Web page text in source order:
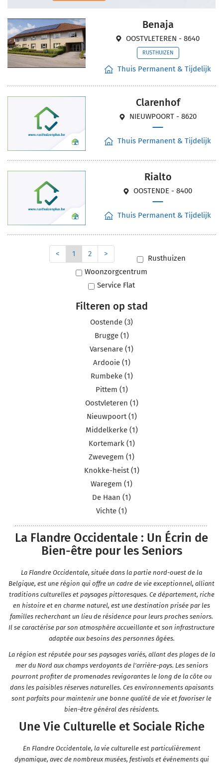
Benaja
OOSTVLETEREN - 8640
RUSTHUIZEN
Thuis Permanent & Tijdelijk
Clarenhof
NIEUWPOORT - 8620
Thuis Permanent & Tijdelijk
Rialto
OOSTENDE - 8400
Thuis Permanent & Tijdelijk
< 1 2 >
Rusthuizen
Woonzorgcentrum
Service Flat
Filteren op stad
Oostende (3)
Brugge (1)
Varsenare (1)
Ardooie (1)
Rumbeke (1)
Pittem (1)
Oostvleteren (1)
Nieuwpoort (1)
Middelkerke (1)
Kortemark (1)
Zwevegem (1)
Knokke-heist (1)
Waregem (1)
De Haan (1)
Vichte (1)
La Flandre Occidentale : Un Écrin de
Bien-être pour les Seniors
La Flandre Occidentale, située dans la partie nord-ouest de la
Belgique, est une région qui offre un cadre de vie exceptionnel, alliant
traditions culturelles et paysages pittoresques. Ce département, riche
en histoire et en charme naturel, est une destination prisée par les
familles recherchant un lieu de résidence pour leurs proches seniors.
Il se caractérise par son atmosphère accueillante et son infrastructure
adaptée aux besoins des personnes âgées.
La région est réputée pour ses paysages variés, allant des plages de la
mer du Nord aux champs verdoyants de l'arrière-pays. Les seniors
pourront profiter de promenades revigorantes le long de la côte ou
dans les paisibles réserves naturelles. Ces environnements apaisants
sont parfaits pour maintenir une bonne qualité de vie et favoriser le
bien-être général des résidents.
Une Vie Culturelle et Sociale Riche
En Flandre Occidentale, la vie culturelle est particulièrement
dynamique, avec de nombreux musées, festivals et événements qui